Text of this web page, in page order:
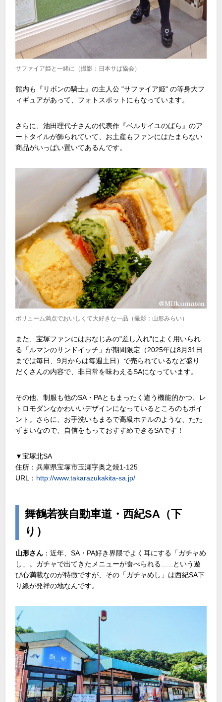
サファイア姫と一緒に（撮影：日本サぱ協会）
館内も『リボンの騎士』の主人公"サファイア姫"の等身大フ
ィギュアがあって、フォトスポットにもなっています。
さらに、池田理代子さんの代表作『ベルサイユのばら』のア
ートタイルが飾られていて、お土産もファンにはたまらない
商品がいっぱい置いてあるんです。
ボリューム満点でおいしくて大好きな一品（撮影：山形みらい）
また、宝塚ファンにはおなじみの"差し入れ"によく用いられ
る「ルマンのサンドイッチ」が期間限定（2025年は8月31日
までは毎日、9月からは毎週土日）で売られているなど盛り
だくさんの内容で、非日常を味わえるSAになっています。
その他、制服も他のSA・PAともまったく違う機能的かつ、レ
トロモダンなかわいいデザインになっているところのもポイ
ント。さらに、お手洗いもまるで高級ホテルのような、たた
ずまいなので、自信をもっておすすめできるSAです！
▼宝塚北SA
住所：兵庫県宝塚市玉瀬字奥之焼1-125
URL： http://www.takarazukakita-sa.jp/
舞鶴若狭自動車道・西紀SA（下
り）
山形さん ：近年、SA・PA好き界隈でよく耳にする「ガチャめ
し」。ガチャで出てきたメニューが食べられる......という遊
び心満載なのが特徴ですが、その「ガチャめし」は西紀SA下
り線が発祥の地なんです。